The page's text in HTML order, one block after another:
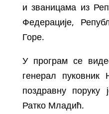
и званицама из
Федерације,
Горе.
У програм се
генерал
поздравну поруку
Ратко Младић.